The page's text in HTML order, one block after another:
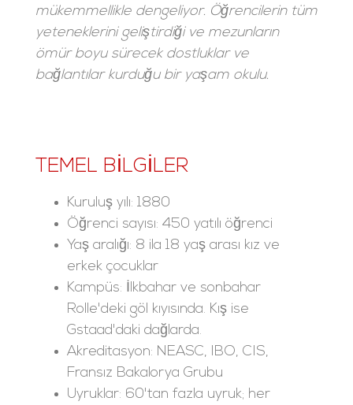
mükemmellikle dengeliyor. Öğrencilerin tüm
yeteneklerini geliştirdiği ve mezunların
ömür boyu sürecek dostluklar ve
bağlantılar kurduğu bir yaşam okulu.
TEMEL BILGILER
Kuruluş yılı: 1880
Öğrenci sayısı: 450 yatılı öğrenci
Yaş aralığı: 8 ila 18 yaş arası kız ve
erkek çocuklar
Kampüs: İlkbahar ve sonbahar
Rolle'deki göl kıyısında. Kış ise
Gstaad'daki dağlarda.
Akreditasyon: NEASC, IBO, CIS,
Fransız Bakalorya Grubu
Uyruklar: 60'tan fazla uyruk; her